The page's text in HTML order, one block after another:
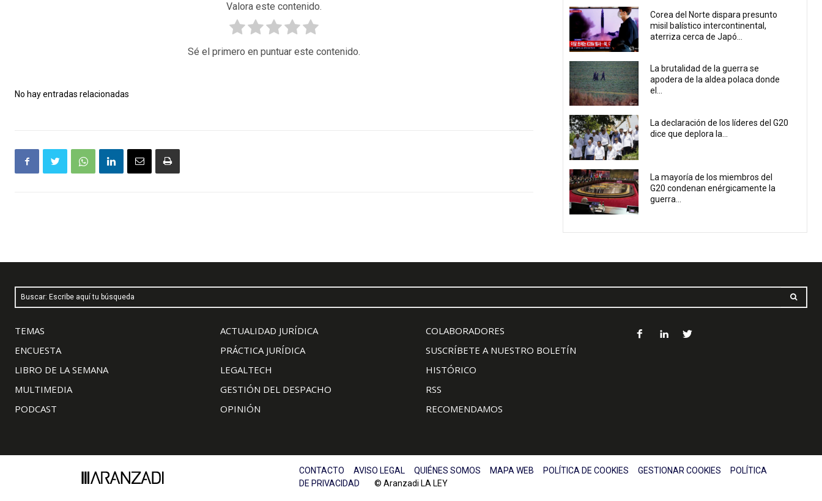
Valora este contenido.
Sé el primero en puntuar este contenido.
No hay entradas relacionadas
Corea del Norte dispara presunto
misil balístico intercontinental,
aterriza cerca de Japó...
La brutalidad de la guerra se
apodera de la aldea polaca donde
el...
La declaración de los líderes del G20
dice que deplora la...
La mayoría de los miembros del
G20 condenan enérgicamente la
guerra...
Buscar: Escribe aquí tu búsqueda
TEMAS
ENCUESTA
LIBRO DE LA SEMANA
MULTIMEDIA
PODCAST
ACTUALIDAD JURÍDICA
PRÁCTICA JURÍDICA
LEGALTECH
GESTIÓN DEL DESPACHO
OPINIÓN
COLABORADORES
SUSCRÍBETE A NUESTRO BOLETÍN
HISTÓRICO
RSS
RECOMENDAMOS
CONTACTO AVISO LEGAL QUIÉNES SOMOS MAPA WEB POLÍTICA DE COOKIES GESTIONAR COOKIES
POLÍTICA
DE PRIVACIDAD © Aranzadi LA LEY